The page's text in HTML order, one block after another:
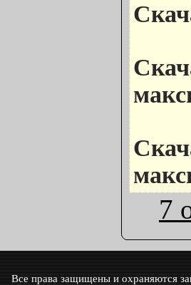
7
Все права защищены и охраняются